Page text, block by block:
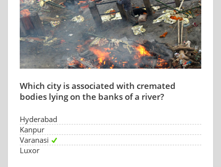
Which city is associated with cremated
bodies lying on the banks of a river?
Hyderabad
Kanpur
Varanasi
Luxor